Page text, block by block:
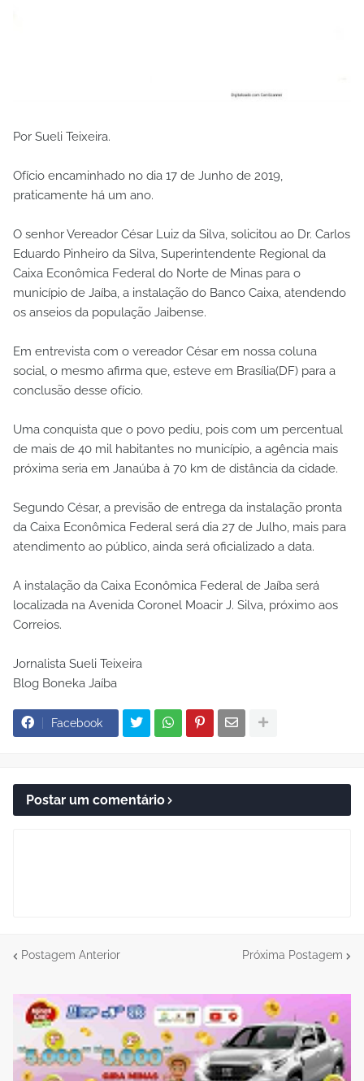
Por Sueli Teixeira.
Ofício encaminhado no dia 17 de Junho de 2019,
praticamente há um ano.
O senhor Vereador César Luiz da Silva, solicitou ao Dr. Carlos
Eduardo Pinheiro da Silva, Superintendente Regional da
Caixa Econômica Federal do Norte de Minas para o
município de Jaíba, a instalação do Banco Caixa, atendendo
os anseios da população Jaibense.
Em entrevista com o vereador César em nossa coluna
social, o mesmo afirma que, esteve em Brasília(DF) para a
conclusão desse ofício.
Uma conquista que o povo pediu, pois com um percentual
de mais de 40 mil habitantes no município, a agência mais
próxima seria em Janaúba à 70 km de distância da cidade.
Segundo César, a previsão de entrega da instalação pronta
da Caixa Econômica Federal será dia 27 de Julho, mais para
atendimento ao público, ainda será oficializado a data.
A instalação da Caixa Econômica Federal de Jaíba será
localizada na Avenida Coronel Moacir J. Silva, próximo aos
Correios.
Jornalista Sueli Teixeira
Blog Boneka Jaíba
Facebook
Postar um comentário
Postagem Anterior Próxima Postagem